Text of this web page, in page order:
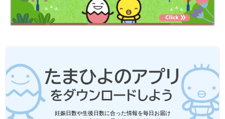
ないけど、ちょっと誰かに言いたい育児にまつわるさまざなエピ
ソードを募集します。
お寄せいただいた声はたまひよの記事として公開される予定です
※投稿規約を必ずお読みの上、ご記入ください。
子育てエピソードを投稿する
妊娠日数や生後日数に合った情報を毎日お届け